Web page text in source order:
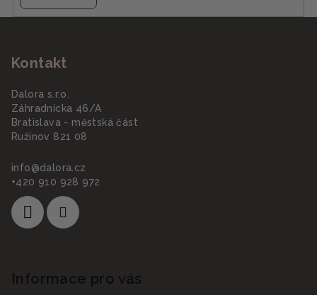
Kontakt
Dalora s.r.o.
Záhradnícka 46/A
Bratislava - městská část
Ružinov 821 08
info@dalora.cz
+420 910 928 972
Informace pro vás